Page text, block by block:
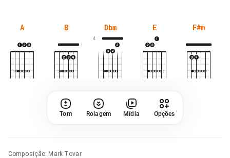
A B Dbm
4
E F#m
Tom Rolagem Mídia Opções
Composição: Mark Tovar